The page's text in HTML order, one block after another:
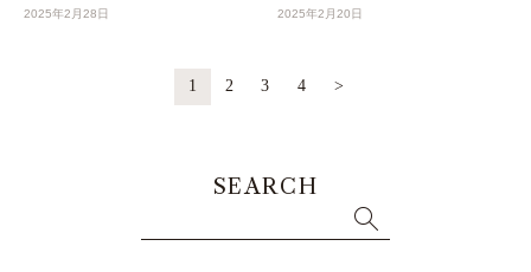
2025年2月28日 2025年2月20日
1 2 3 4 >
SEARCH